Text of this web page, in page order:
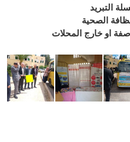
التبريد
الصحية
او خارج المحلات